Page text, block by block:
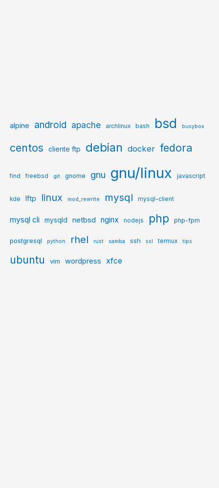
alpine android apache archlinux bash bsd busybox
centos cliente ftp debian docker fedora
find freebsd git gnome gnu gnu/linux javascript
kde lftp linux mod_rewrite mysql mysql-client
mysql cli mysqld netbsd nginx nodejs php php-fpm
postgresql python rhel rust samba ssh ssl termux tips
ubuntu vim wordpress xfce